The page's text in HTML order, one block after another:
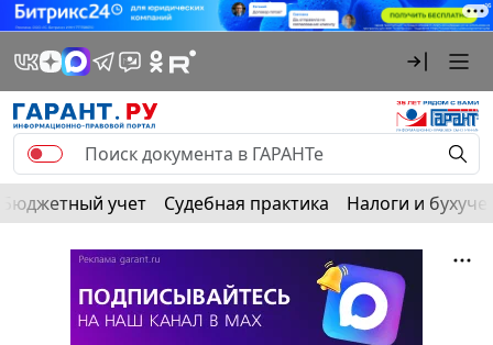
Бюджетный учет Судебная практика Налоги и